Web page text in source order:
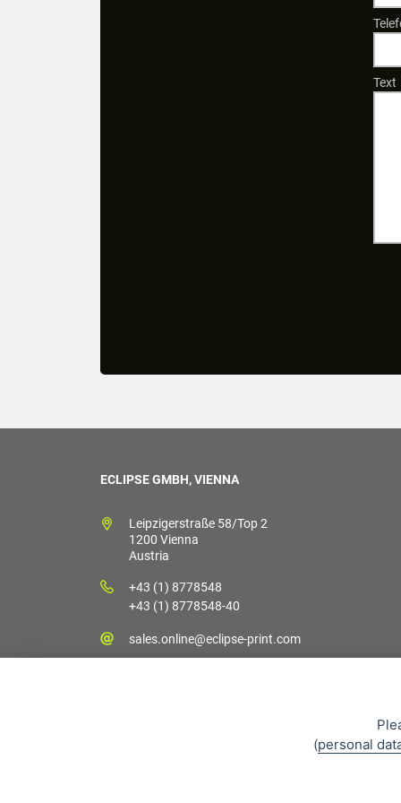
Text
ECLIPSE GMBH, VIENNA
Leipzigerstraße 58/Top 2
1200 Vienna
Austria
+43 (1) 8778548
+43 (1) 8778548-40
sales.online@eclipse-print.com
(personal